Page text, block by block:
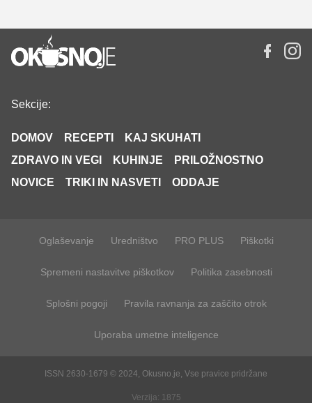
Sekcije:
DOMOV RECEPTI
KAJ SKUHATI
ZDRAVO IN VEGI
KUHINJE
PRILOŽNOSTNO
NOVICE
TRIKI IN NASVETI ODDAJE
Oglaševanje Uredništvo PRO PLUS Piškotki
Spremeni nastavitve piškotkov Politika zasebnosti
Splošni pogoji Pravila ravnanja za zaščito otrok
Uporaba umetne inteligence
ISSN 2630-1679 © 2024, Okusno.je, Vse pravice pridržane
Verzija: 1875